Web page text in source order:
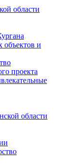
области
объектов и
проекта
области